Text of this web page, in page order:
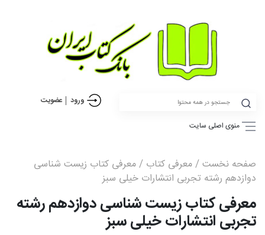
ورود عضویت
منوی اصلی سایت
صفحه نخست/معرفی کتاب / معرفی کتاب زیست شناسی
دوازدهم رشته تجربی انتشارات خیلی سبز
معرفی کتاب زیست شناسی دوازدهم رشته
تجربی انتشارات خیلی سبز